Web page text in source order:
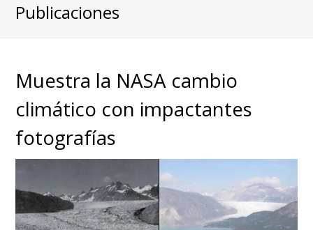
Publicaciones
Muestra la NASA cambio
climático con impactantes
fotografías